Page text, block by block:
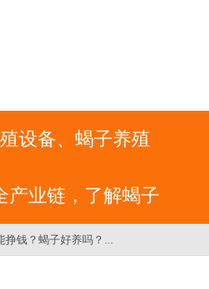
设备、蝎子养殖
产业链，了解蝎子
吗？为什么大家都没养成功？"